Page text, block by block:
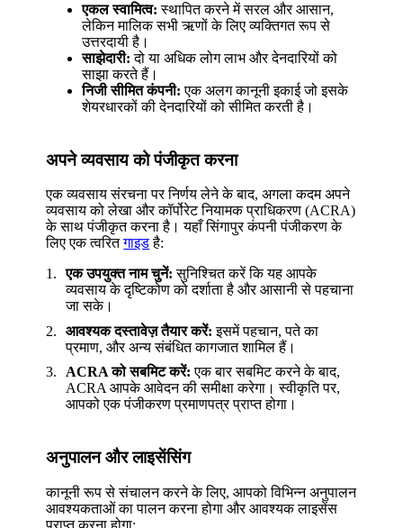
एकल स्वामित्व: स्थापित करने में सरल और आसान,
लेकिन मालिक सभी ऋणों के लिए व्यक्तिगत रूप से
उत्तरदायी है।
साझेदारी: दो या अधिक लोग लाभ और देनदारियों को
साझा करते हैं।
निजी सीमित कंपनी: एक अलग कानूनी इकाई जो इसके
शेयरधारकों की देनदारियों को सीमित करती है।
अपने व्यवसाय को पंजीकृत करना
एक व्यवसाय संरचना पर निर्णय लेने के बाद, अगला कदम अपने
व्यवसाय को लेखा और कॉर्पोरेट नियामक प्राधिकरण (ACRA)
के साथ पंजीकृत करना है। यहाँ सिंगापुर कंपनी पंजीकरण के
लिए एक त्वरितगाइडहै:
एक उपयुक्त नाम चुनें: सुनिश्चित करें कि यह आपके
व्यवसाय के दृष्टिकोण को दर्शाता है और आसानी से पहचाना
जा सके।
आवश्यक दस्तावेज़ तैयार करें: इसमें पहचान, पते का
प्रमाण, और अन्य संबंधित कागजात शामिल हैं।
ACRA को सबमिट करें: एक बार सबमिट करने के बाद,
ACRA आपके आवेदन की समीक्षा करेगा। स्वीकृति पर,
आपको एक पंजीकरण प्रमाणपत्र प्राप्त होगा।
अनुपालन और लाइसेंसिंग
कानूनी रूप से संचालन करने के लिए, आपको विभिन्न अनुपालन
आवश्यकताओं का पालन करना होगा और आवश्यक लाइसेंस
प्राप्त करना होगा: